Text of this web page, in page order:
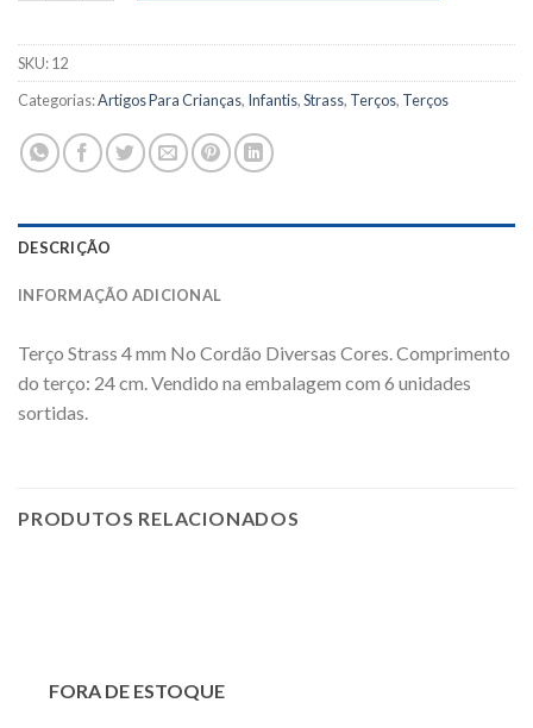
SKU:12
Categorias:Artigos Para Crianças, Infantis,Strass, Terços, Terços
DESCRIÇÃO
INFORMAÇÃO ADICIONAL
Terço Strass 4 mm No Cordão Diversas Cores. Comprimento
do terço: 24 cm. Vendido na embalagem com 6 unidades
sortidas.
PRODUTOS RELACIONADOS
FORA DE ESTOQUE